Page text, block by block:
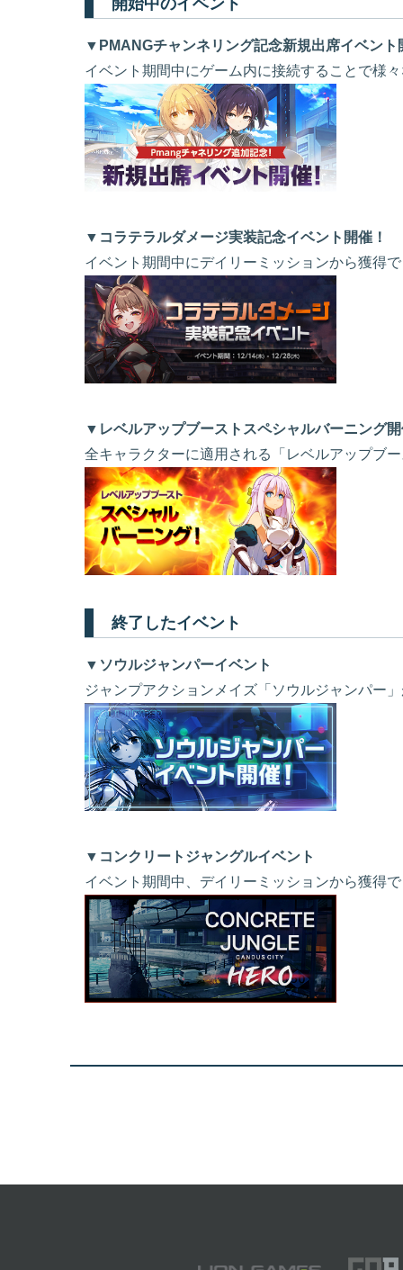
開始中のイベント
▼PMANGチャンネリング記念新規出席イベント
イベント期間中にゲーム内に接続することで様
▼コラテラルダメージ実装記念イベント開催！
イベント期間中にデイリーミッションから獲得
▼レベルアップブーストスペシャルバーニング
全キャラクターに適用される「レベルアップブ
終了したイベント
▼ソウルジャンパーイベント
ジャンプアクションメイズ「ソウルジャンパー
▼コンクリートジャングルイベント
イベント期間中、デイリーミッションから獲得